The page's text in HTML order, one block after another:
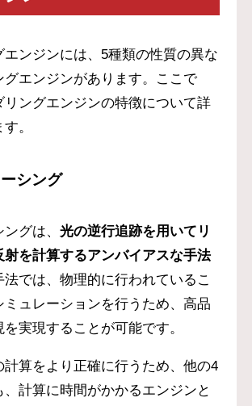
エンジンには、5種類の性質の異な
グエンジンがあります。ここで
リングエンジンの特徴について詳
。
シング
グは、 光の逆行追跡を用いてリ
射を計算するアンバイアスな手法
法では、物理的に行われているこ
ミュレーションを行うため、高品
実現することが可能です。
計算をより正確に行うため、他の4
計算に時間がかかるエンジンと